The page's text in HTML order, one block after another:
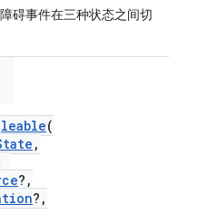
碍事件在三种状态之间切
(
,
?,
?,